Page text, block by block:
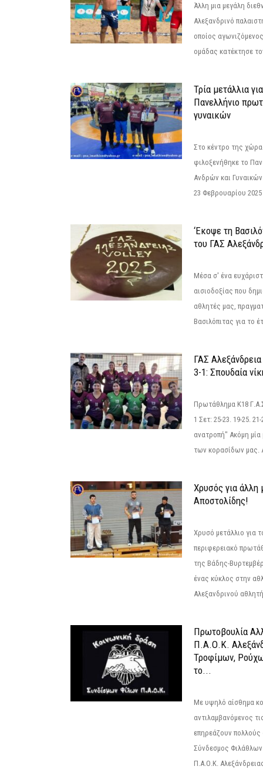
Άλλη μια μεγάλη
Αλεξανδρινό
οποίος
ομάδας κατέκτησε
Τρία μετάλλια
Πανελλήνιο
γυναικών
Στο κέντρο της
φιλοξενήθηκε το
Ανδρών και
23 Φεβρουαρίου
‘Εκοψε τη
του ΓΑΣ
Μέσα σ' ένα
αισιοδοξίας που
αθλητές μας,
Βασιλόπιτας για το
ΓΑΣ
3-1: Σπουδαία
Πρωτάθλημα Κ18
1 Σετ: 25-23. 19-25.
ανατροπή" Ακόμη μία
των κορασίδων μας.
Χρυσός για άλλη
Αποστολίδης!
Χρυσό μετάλλιο για
περιφερειακό
της Βάδης-
ένας κύκλος στην
Αλεξανδρινού
Πρωτοβουλία
Π.Α.Ο.Κ.
Τροφίμων,
το...
Με υψηλό αίσθημα
αντιλαμβανόμενος
επηρεάζουν πολλούς
Σύνδεσμος
Π.Α.Ο.Κ.